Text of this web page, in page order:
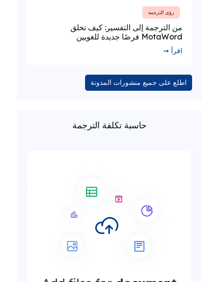
رؤى الترجمة
من الترجمة إلى التفسير: كيف تخلق
MotaWord فرصًا جديدة للغويين
اقرأ ➞
اطلع على جميع منشورات المدونة
حاسبة تكلفة الترجمة